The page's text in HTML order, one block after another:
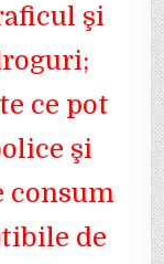
şi
ce pot
şi
consum
de